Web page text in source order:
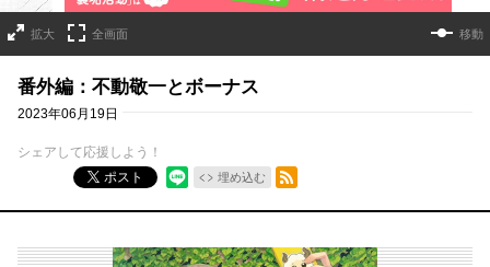
拡大 全画面 移動
番外編：不動敬一とボーナス
2023年06月19日
シェアして応援しよう！
ポスト
埋め込む
RSSフィード